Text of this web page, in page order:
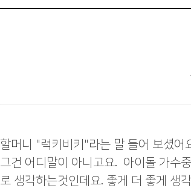
할머니 "럭키비키"라는 말 들어 보셨어
그건 어디말이 아니고요. 아이돌 가수
로 생각하는것인데요. 좋게 더 좋게 생